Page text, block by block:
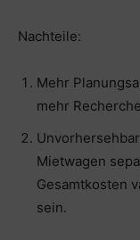
Nachteile:
Mehr
mehr
Mietwagen
Gesamtkosten
sein.